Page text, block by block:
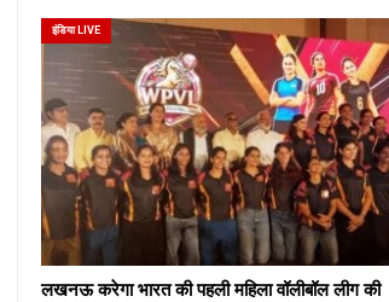
इंडिया LIVE
लखनऊ करेगा भारत की पहली महिला वॉलीबॉल लीग की